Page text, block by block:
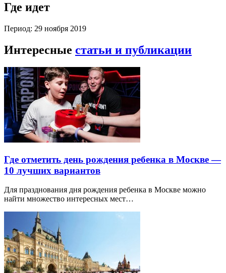
Где идет
Период: 29 ноября 2019
Интересные статьи и публикации
Где отметить день рождения ребенка в Москве —
10 лучших вариантов
Для празднования дня рождения ребенка в Москве можно
найти множество интересных мест…